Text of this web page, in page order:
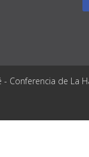
Conferencia de La